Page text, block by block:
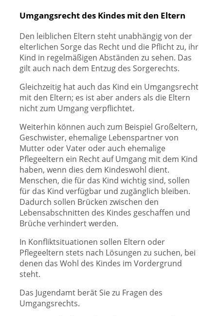
Umgangsrecht des Kindes mit den Eltern
Den leiblichen Eltern steht unabhängig von der
elterlichen Sorge das Recht und die Pflicht zu, ihr
Kind in regelmäßigen Abständen zu sehen. Das
gilt auch nach dem Entzug des Sorgerechts.
Gleichzeitig hat auch das Kind ein Umgangsrecht
mit den Eltern; es ist aber anders als die Eltern
nicht zum Umgang verpflichtet.
Weiterhin können auch zum Beispiel Großeltern,
Geschwister, ehemalige Lebenspartner von
Mutter oder Vater oder auch ehemalige
Pflegeeltern ein Recht auf Umgang mit dem Kind
haben, wenn dies dem Kindeswohl dient.
Menschen, die für das Kind wichtig sind, sollen
für das Kind verfügbar und zugänglich bleiben.
Dadurch sollen Brücken zwischen den
Lebensabschnitten des Kindes geschaffen und
Brüche verhindert werden.
In Konfliktsituationen sollen Eltern oder
Pflegeeltern stets nach Lösungen zu suchen, bei
denen das Wohl des Kindes im Vordergrund
steht.
Das Jugendamt berät Sie zu Fragen des
Umgangsrechts.